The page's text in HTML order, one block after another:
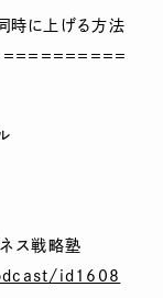
時に上げる方法
＝＝＝＝＝＝＝＝＝
ス戦略塾
id1608